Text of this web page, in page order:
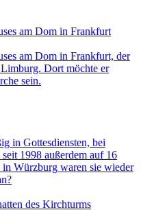
am Dom in Frankfurt
am Dom in Frankfurt, der
Dort möchte er
sein.
in Gottesdiensten, bei
1998 außerdem auf 16
Würzburg waren sie wieder